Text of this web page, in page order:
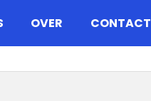
OVER CONTACT